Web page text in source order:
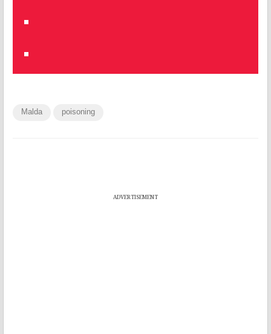
Malda poisoning
ADVERTISEMENT